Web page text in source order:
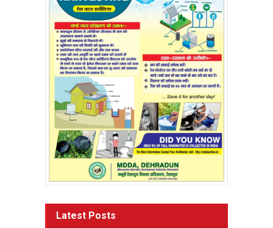
Latest Posts